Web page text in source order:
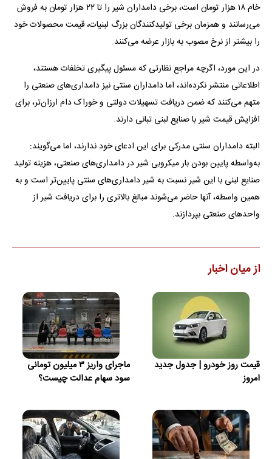
خام ۱۸ هزار تومان است، برخی دامداران شیر را تا ۲۲ هزار تومان به فروش
می‌رسانند و همزمان برخی تولیدکنندگان بزرگ لبنیات، قیمت محصولات خود
را بیشتر از نرخ مصوب به بازار عرضه می‌کنند.
در این مورد، اگرچه مراجع نظارتی که مسئول پیگیری تخلفات هستند،
اطلاعاتی منتشر نکرده‌اند، اما دامداران سنتی نیز دامداری‌های صنعتی را
متهم می‌کنند که ضمن دریافت تسهیلات دولتی و خوراک دام ارزان‌تر، برای
افزایش قیمت شیر با صنایع لبنی تبانی دارند.
البته دامداران سنتی مدرکی برای این ادعای خود ندارند، اما می‌گویند:
به‌واسطه پایین بودن بار میکروبی شیر در دامداری‌های صنعتی، هزینه تولید
صنایع لبنی با این شیر نسبت به شیر دامداری‌های سنتی پایین‌تر است و به
همین واسطه، آنها حاضر می‌شوند مبالغ بالاتری را برای دریافت شیر از
واحد‌های صنعتی بپردازند.
از میان اخبار
قیمت روز خودرو | جدول جدید
امروز
ماجرای واریز ۳ میلیون تومانی
سود سهام عدالت چیست؟